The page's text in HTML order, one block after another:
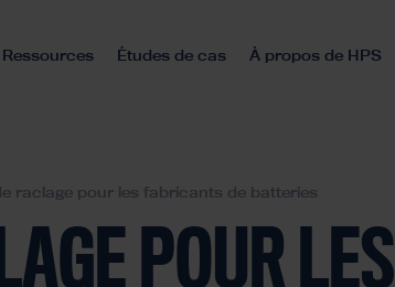
Ressources Études de cas À propos de HPS
raclage pour les fabricants de batteries
POUR LES